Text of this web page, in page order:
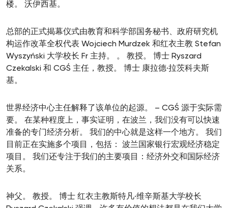
楼。 沃伊西基。
总部的正式揭幕仪式由教育和科学部国务秘书、政府研究机
构运作改革全权代表 Wojciech Murdzek 和红衣主教 Stefan
Wyszyński 大学校长 Fr 主持。 。 教授。 博士 Ryszard
Czekalski 和 CGŚ 主任，教授。 博士 康拉德·拉茨科夫斯
基。
世界经济中心主任解释了该单位的起源。 – CGŚ 源于实际需
要。 在某种程度上，事实证明，在波兰，我们没有可以快速
准备的专门经济分析。 我们的中心就是这样一个地方。 我们
目前正在实施多个项目，包括： 波兰国家银行宏观经济稳定
项目。 我们还专注于我们的主要项目：经济外交和国际经济
关系。
神父。 教授。 博士 红衣主教斯特凡·维辛斯基大学校长